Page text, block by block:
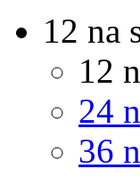
12 na
12
24
36